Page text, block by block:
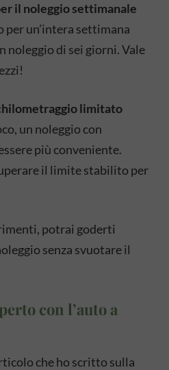
il noleggio settimanale
per un’intera settimana
noleggio di sei giorni. Vale
limitato
un noleggio con
più conveniente.
il limite stabilito per
potrai goderti
senza svuotare il
con l’auto a
che ho scritto sulla